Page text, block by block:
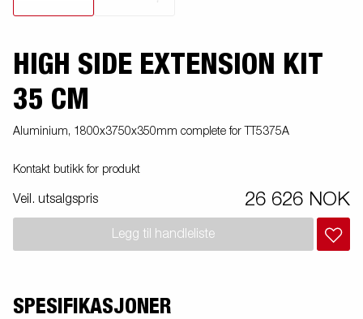
HIGH SIDE EXTENSION KIT
35 CM
Aluminium, 1800x3750x350mm complete for TT5375A
Kontakt butikk for produkt
Veil. utsalgspris 26 626 NOK
Legg til handleliste
SPESIFIKASJONER